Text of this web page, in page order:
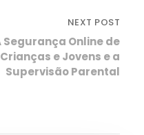
NEXT POST
Segurança Online de
Crianças e Jovens e a
Supervisão Parental